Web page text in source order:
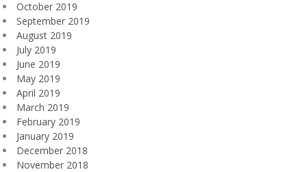
October 2019
September 2019
August 2019
July 2019
June 2019
May 2019
April 2019
March 2019
February 2019
January 2019
December 2018
November 2018